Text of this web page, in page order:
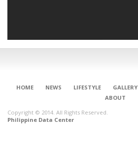
HOME NEWS LIFESTYLE GALLERY
ABOUT
Copyright © 2014. All Rights Reserved.
Philippine Data Center